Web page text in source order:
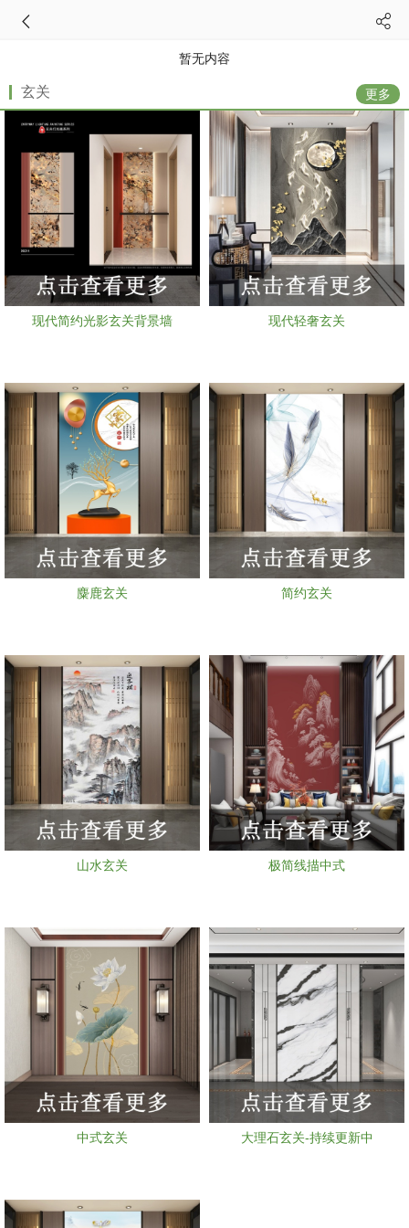
暂无内容
玄关 更多
现代简约光影玄关背景墙 现代轻奢玄关
麋鹿玄关 简约玄关
山水玄关 极简线描中式
中式玄关 大理石玄关-持续更新中